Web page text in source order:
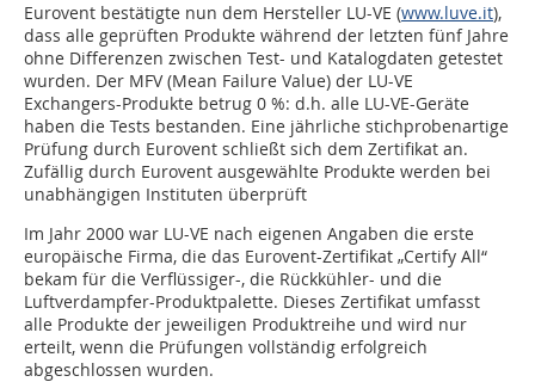
Eurovent bestätigte nun dem Hersteller LU-VE (www.luve.it),
dass alle geprüften Produkte während der letzten fünf Jahre
ohne Differenzen zwischen Test- und Katalogdaten getestet
wurden. Der MFV (Mean Failure Value) der LU-VE
Exchangers-Produkte betrug 0 %: d.h. alle LU-VE-Geräte
haben die Tests bestanden. Eine jährliche stichprobenartige
Prüfung durch Eurovent schließt sich dem Zertifikat an.
Zufällig durch Eurovent ausgewählte Produkte werden bei
unabhängigen Instituten überprüft
Im Jahr 2000 war LU-VE nach eigenen Angaben die erste
europäische Firma, die das Eurovent-Zertifikat „Certify All“
bekam für die Verflüssiger-, die Rückkühler- und die
Luftverdampfer-Produktpalette. Dieses Zertifikat umfasst
alle Produkte der jeweiligen Produktreihe und wird nur
erteilt, wenn die Prüfungen vollständig erfolgreich
abgeschlossen wurden.